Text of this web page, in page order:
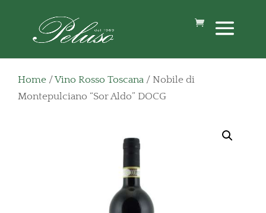
Home /Vino Rosso Toscana / Nobile di
Montepulciano “Sor Aldo” DOCG